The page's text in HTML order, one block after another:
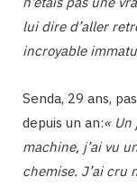
lui dire d’aller
incroyable
Senda, 29 ans,
depuis un an:« Un
machine, j’ai vu
chemise. J’ai cru